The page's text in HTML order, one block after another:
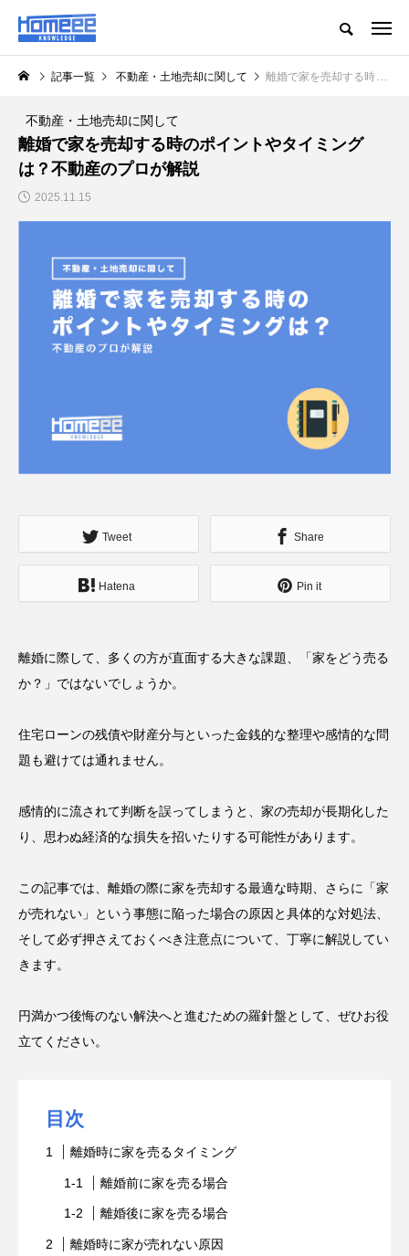
記事一覧 不動産・土地売却に関して 離婚で家を売却する時のポイントやタイミングは？不動産のプロが解説
不動産・土地売却に関して
離婚で家を売却する時のポイントやタイミング
は？不動産のプロが解説
2025.11.15
Tweet Share
Hatena Pin it
離婚に際して、多くの方が直面する大きな課題、「家をどう売る
か？」ではないでしょうか。
住宅ローンの残債や財産分与といった金銭的な整理や感情的な問
題も避けては通れません。
感情的に流されて判断を誤ってしまうと、家の売却が長期化した
り、思わぬ経済的な損失を招いたりする可能性があります。
この記事では、離婚の際に家を売却する最適な時期、さらに「家
が売れない」という事態に陥った場合の原因と具体的な対処法、
そして必ず押さえておくべき注意点について、丁寧に解説してい
きます。
円満かつ後悔のない解決へと進むための羅針盤として、ぜひお役
立てください。
目次
離婚時に家を売るタイミング
離婚前に家を売る場合
離婚後に家を売る場合
離婚時に家が売れない原因